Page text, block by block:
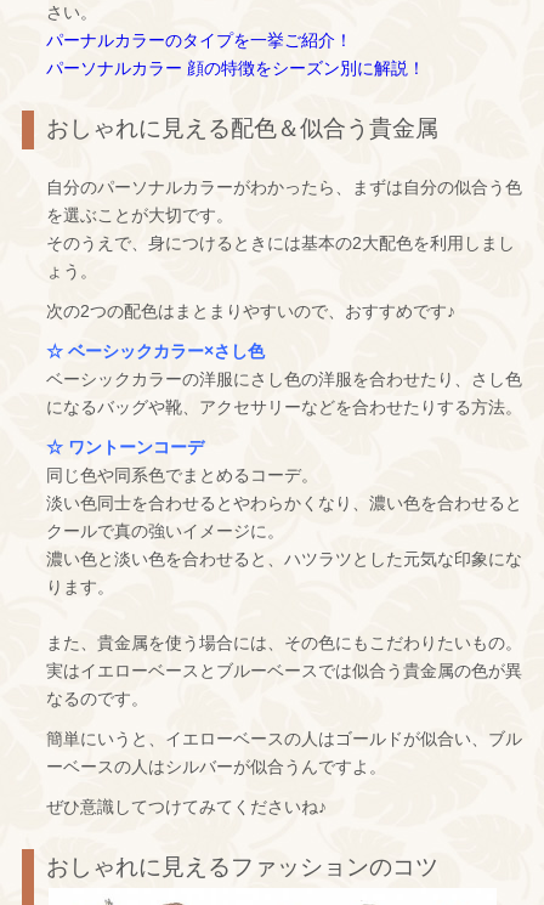
さい。
パーナルカラーのタイプを一挙ご紹介！
パーソナルカラー 顔の特徴をシーズン別に解説！
おしゃれに見える配色＆似合う貴金属
自分のパーソナルカラーがわかったら、まずは自分の似合う色
を選ぶことが大切です。
そのうえで、身につけるときには基本の2大配色を利用しまし
ょう。
次の2つの配色はまとまりやすいので、おすすめです♪
☆ ベーシックカラー×さし色
ベーシックカラーの洋服にさし色の洋服を合わせたり、さし色
になるバッグや靴、アクセサリーなどを合わせたりする方法。
☆ ワントーンコーデ
同じ色や同系色でまとめるコーデ。
淡い色同士を合わせるとやわらかくなり、濃い色を合わせると
クールで真の強いイメージに。
濃い色と淡い色を合わせると、ハツラツとした元気な印象にな
ります。
また、貴金属を使う場合には、その色にもこだわりたいもの。
実はイエローベースとブルーベースでは似合う貴金属の色が異
なるのです。
簡単にいうと、イエローベースの人はゴールドが似合い、ブル
ーベースの人はシルバーが似合うんですよ。
ぜひ意識してつけてみてくださいね♪
おしゃれに見えるファッションのコツ